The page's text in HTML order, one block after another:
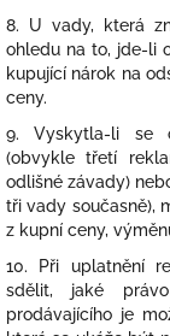
8. U vady, která
ohledu na to, jde-li
kupující nárok na
ceny.
9. Vyskytla-li se
(obvykle třetí
odlišné závady)
tři vady současně),
z kupní ceny,
10. Při uplatnění
sdělit, jaké
prodávajícího je